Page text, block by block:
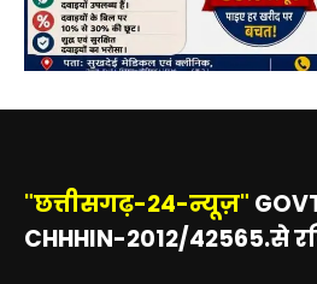
"छत्तीसगढ़-24-न्यूज़"
CHHHIN-2012/42565.से